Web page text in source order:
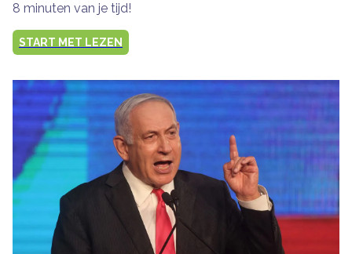
8 minuten van je tijd!
START MET LEZEN